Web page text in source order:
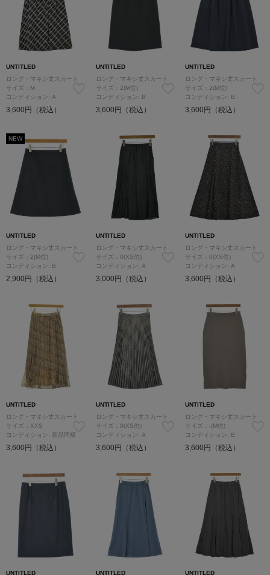
UNTITLED
ロング・マキシ丈スカート
サイズ：M
コンディション: A
3,600円（税込）
UNTITLED
ロング・マキシ丈スカート
サイズ：2(M位)
コンディション: B
3,600円（税込）
UNTITLED
ロング・マキシ丈スカート
サイズ：2(M位)
コンディション: B
3,600円（税込）
NEW
UNTITLED
ロング・マキシ丈スカート
サイズ：2(M位)
コンディション: B
2,900円（税込）
UNTITLED
ロング・マキシ丈スカート
サイズ：0(XS位)
コンディション: A
3,000円（税込）
UNTITLED
ロング・マキシ丈スカート
サイズ：0(XS位)
コンディション: A
3,600円（税込）
UNTITLED
ロング・マキシ丈スカート
サイズ：XXS
コンディション: 新品同様
3,600円（税込）
UNTITLED
ロング・マキシ丈スカート
サイズ：0(XS位)
コンディション: A
3,600円（税込）
UNTITLED
ロング・マキシ丈スカート
サイズ：-(M位)
コンディション: B
3,600円（税込）
UNTITLED UNTITLED UNTITLED